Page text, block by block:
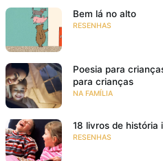
Bem lá no alto
RESENHAS
Poesia para
para crianças
NA FAMÍLIA
18 livros de história
RESENHAS